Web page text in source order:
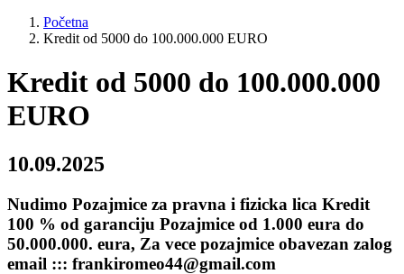
Početna
Kredit od 5000 do 100.000.000 EURO
Kredit od 5000 do 100.000.000
EURO
10.09.2025
Nudimo Pozajmice za pravna i fizicka lica Kredit
100 % od garanciju Pozajmice od 1.000 eura do
50.000.000. eura, Za vece pozajmice obavezan zalog
email ::: frankiromeo44@gmail.com